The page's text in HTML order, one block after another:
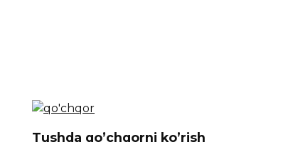
Tushda qo’chqorni ko’rish